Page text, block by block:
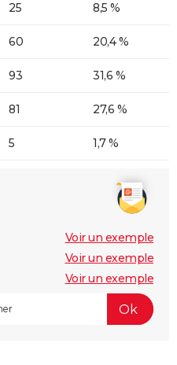
25 8,5 %
60 20,4 %
93 31,6 %
81 27,6 %
5 1,7 %
Voir un exemple
Voir un exemple
Voir un exemple